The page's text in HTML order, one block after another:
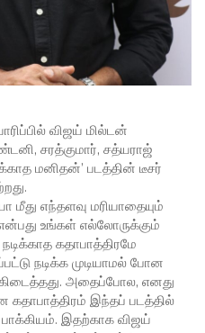
விஜய் மில்டன்
சரத்குமார், சத்யராஜ்
மனிதன்’ படத்தின் டீசர்
மீது எந்தளவு மரியாதையும்
உங்கள் எல்லோருக்கும்
நடிக்காத கதாபாத்திரமே
நடிக்க முடியாமல் போன
கிடைத்தது. அதைப்போல, எனது
இந்தப் படத்தில்
இதற்காக விஜய்